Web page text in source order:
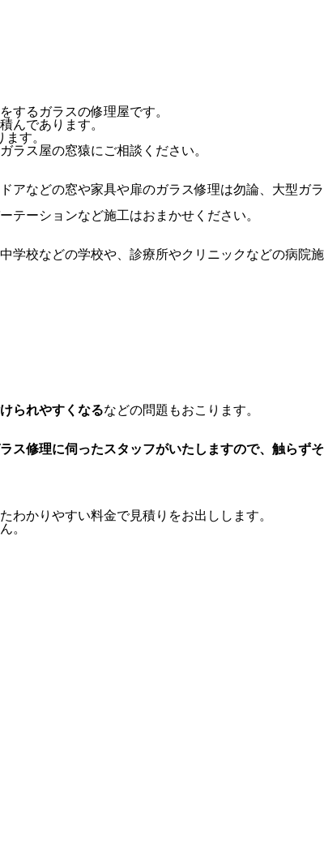
するガラスの修理屋です。
んであります。
す。
ラス屋の窓猿にご相談ください。
アなどの窓や家具や扉のガラス修理は勿論、大型ガラ
テーションなど施工はおまかせください。
学校などの学校や、診療所やクリニックなどの病院施
られやすくなるなどの問題もおこります。
ス修理に伺ったスタッフがいたしますので、触らずそ
わかりやすい料金で見積りをお出しします。
。